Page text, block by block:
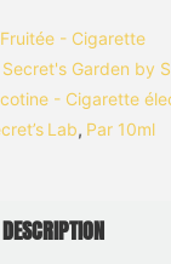
- Cigarette
Garden by
- Cigarette
Lab, Par 10ml
DESCRIPTION